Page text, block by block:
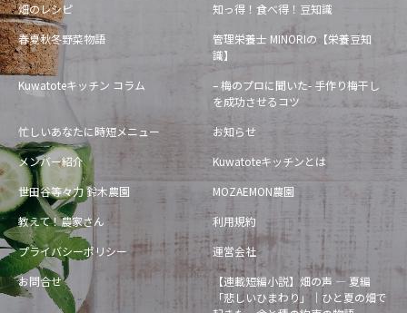
畑のレシピ
知っ得！食べ得！豆知識
春夏秋冬野菜物語
管理栄養士 MINORIの【栄養豆知
識】
Kuwatoteキッチン コラム
– 梅のプロに聞いた- 手作り梅干し
を成功させるコツ
忙しいあなたに時短メニュー
お知らせ
メンバー紹介
Kuwatoteキッチンとは
世田谷等々力 鈴木農園
MOZAEMON農園
教えて！農家さん
利用規約
プライバシーポリシー
運営会社
お問合せ
【連載短編小説】畑の声 — 夏編
「悲しいひまわり」｜ひと夏の畑で